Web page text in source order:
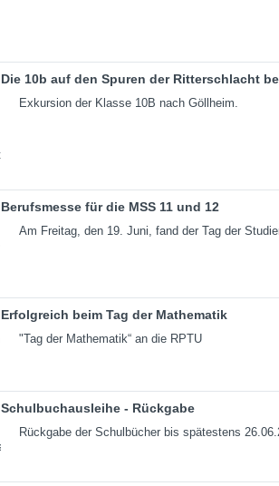
Die 10b auf den Spuren der Ritterschlacht
Exkursion der Klasse 10B nach Göllheim.
Berufsmesse für die MSS 11 und 12
Am Freitag, den 19. Juni, fand der Tag der
Erfolgreich beim Tag der Mathematik
"Tag der Mathematik“ an die RPTU
Schulbuchausleihe - Rückgabe
Rückgabe der Schulbücher bis spätestens